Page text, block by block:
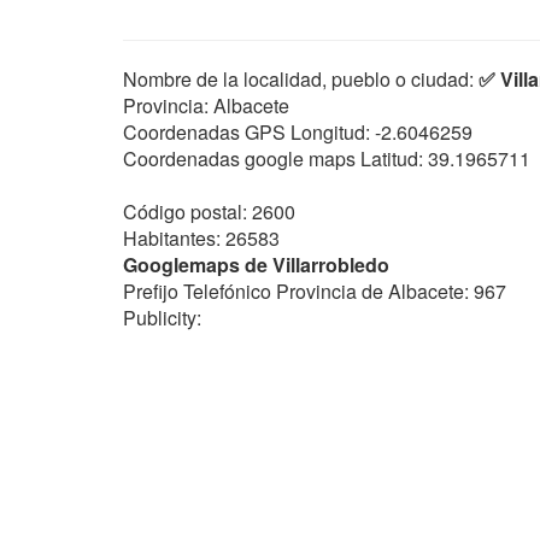
Nombre de la localidad, pueblo o ciudad: ✅
Provincia: Albacete
Coordenadas GPS Longitud: -2.6046259
Coordenadas google maps Latitud: 39.1965711
Código postal: 2600
Habitantes: 26583
Googlemaps de Villarrobledo
Prefijo Telefónico Provincia de Albacete: 967
Publicity: